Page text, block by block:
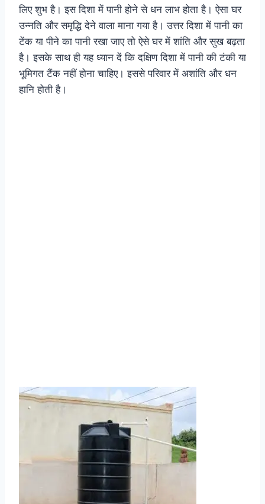
लिए शुभ है। इस दिशा में पानी होने से धन लाभ होता है। ऐसा घर
उन्नति और समृद्धि देने वाला माना गया है। उत्तर दिशा में पानी का
टेंक या पीने का पानी रखा जाए तो ऐसे घर में शांति और सुख बढ़ता
है। इसके साथ ही यह ध्यान दें कि दक्षिण दिशा में पानी की टंकी या
भूमिगत टैंक नहीं होना चाहिए। इससे परिवार में अशांति और धन
हानि होती है।